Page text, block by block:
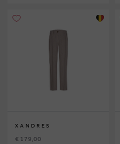
XANDRES
€ 179,00